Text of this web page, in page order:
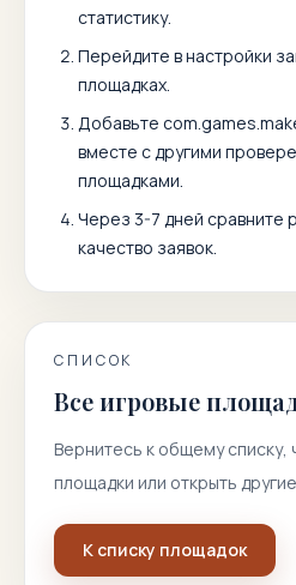
статистику.
Перейдите в настройки
площадках.
Добавьте
вместе с другими
площадками.
Через 3-7 дней сравните
качество заявок.
СПИСОК
Все игровые
Вернитесь к общему списку,
площадки или открыть
К списку площадок